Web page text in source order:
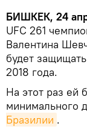
БИШКЕК, 24
UFC 261
Валентина
будет
2018 года.
На этот раз ей
минимального
Бразилии .